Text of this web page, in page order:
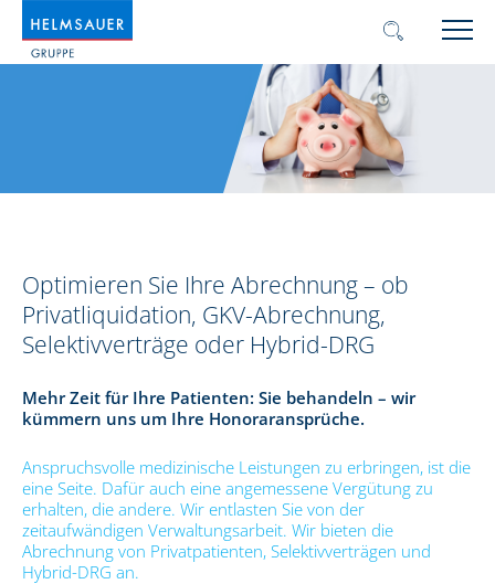
Optimieren Sie Ihre Abrechnung – ob
Privatliquidation, GKV-Abrechnung,
Selektivverträge oder Hybrid-DRG
Mehr Zeit für Ihre Patienten: Sie behandeln – wir
kümmern uns um Ihre Honoraransprüche.
Anspruchsvolle medizinische Leistungen zu erbringen, ist die
eine Seite. Dafür auch eine angemessene Vergütung zu
erhalten, die andere. Wir entlasten Sie von der
zeitaufwändigen Verwaltungsarbeit. Wir bieten die
Abrechnung von Privatpatienten, Selektivverträgen und
Hybrid-DRG an.